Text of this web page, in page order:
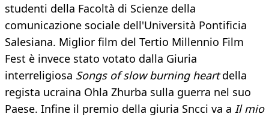
studenti della Facoltà di Scienze della
comunicazione sociale dell'Università Pontificia
Salesiana. Miglior film del Tertio Millennio Film
Fest è invece stato votato dalla Giuria
interreligiosa Songs of slow burning heartdella
regista ucraina Ohla Zhurba sulla guerra nel suo
Paese. Infine il premio della giuria Sncci va a Il mio